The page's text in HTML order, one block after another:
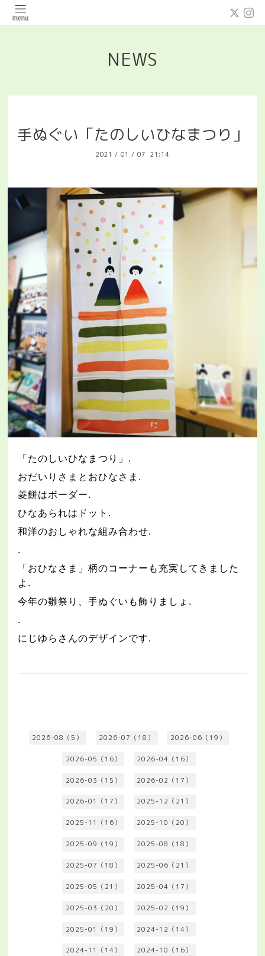
NEWS
手ぬぐい「たのしいひなまつり」
2021 / 01 / 07 21:14
「たのしいひなまつり」 .
おだいりさまとおひなさま .
菱餅はボーダー.
ひなあられはドット .
和洋のおしゃれな組み合わせ.
.
「おひなさま」柄のコーナーも充実してきました
よ .
今年の雛祭り、手ぬぐいも飾りましょ .
.
にじゆらさんのデザインです.
2026-08（5） 2026-07（18） 2026-06（19）
2026-05（16） 2026-04（16）
2026-03（15） 2026-02（17）
2026-01（17） 2025-12（21）
2025-11（16） 2025-10（20）
2025-09（19） 2025-08（18）
2025-07（18） 2025-06（21）
2025-05（21） 2025-04（17）
2025-03（20） 2025-02（19）
2025-01（19） 2024-12（14）
2024-11（14） 2024-10（16）